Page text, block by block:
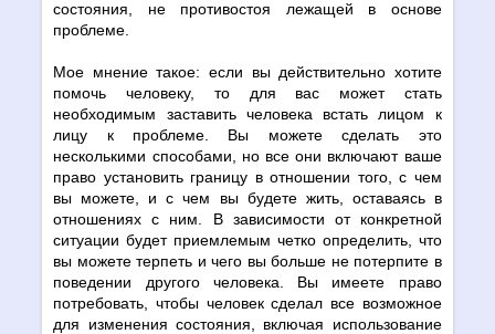
состояния, не противостоя лежащей в основе
проблеме.
Мое мнение такое: если вы действительно хотите
помочь человеку, то для вас может стать
необходимым заставить человека встать лицом к
лицу к проблеме. Вы можете сделать это
несколькими способами, но все они включают ваше
право установить границу в отношении того, с чем
вы можете, и с чем вы будете жить, оставаясь в
отношениях с ним. В зависимости от конкретной
ситуации будет приемлемым четко определить, что
вы можете терпеть и чего вы больше не потерпите в
поведении другого человека. Вы имеете право
потребовать, чтобы человек сделал все возможное
для изменения состояния, включая использование